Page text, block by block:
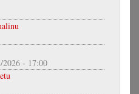
2026 - 17:00